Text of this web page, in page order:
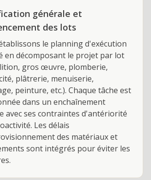
générale et
des lots
le planning d'exécution
en décomposant le projet par lot
gros œuvre, plomberie,
plâtrerie, menuiserie,
peinture, etc.). Chaque tâche est
dans un enchaînement
avec ses contraintes d'antériorité
Les délais
des matériaux et
sont intégrés pour éviter les